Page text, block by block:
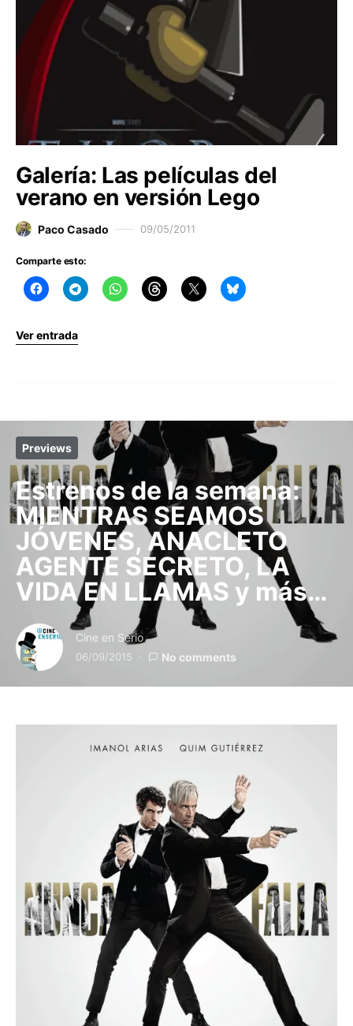
Galería: Las películas del
verano en versión Lego
Paco Casado 09/05/2011
Comparte esto:
Ver entrada
Previews
Estrenos de la semana:
MIENTRAS SEAMOS
JÓVENES, ANACLETO
AGENTE SECRETO, LA
VIDA EN LLAMAS y más…
Cine en Serio
06/09/2015 No comments